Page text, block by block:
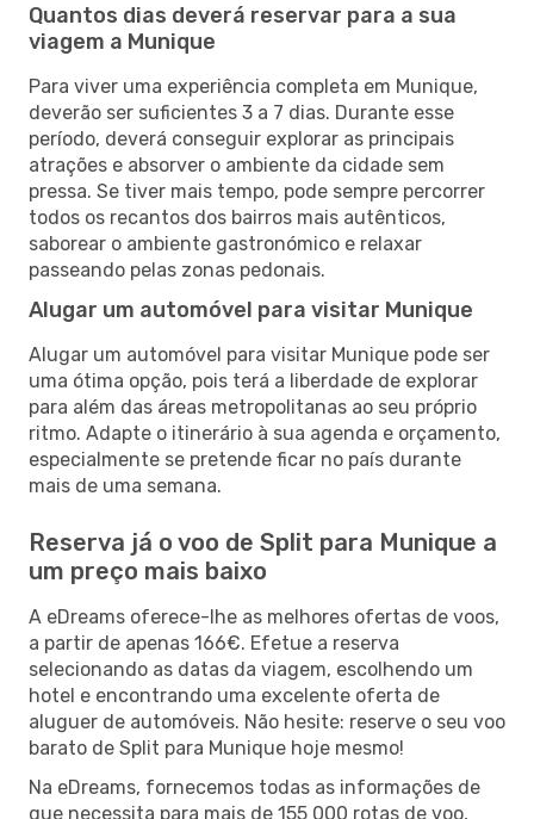
Quantos dias deverá reservar para a sua
viagem a Munique
Para viver uma experiência completa em Munique,
deverão ser suficientes 3 a 7 dias. Durante esse
período, deverá conseguir explorar as principais
atrações e absorver o ambiente da cidade sem
pressa. Se tiver mais tempo, pode sempre percorrer
todos os recantos dos bairros mais autênticos,
saborear o ambiente gastronómico e relaxar
passeando pelas zonas pedonais.
Alugar um automóvel para visitar Munique
Alugar um automóvel para visitar Munique pode ser
uma ótima opção, pois terá a liberdade de explorar
para além das áreas metropolitanas ao seu próprio
ritmo. Adapte o itinerário à sua agenda e orçamento,
especialmente se pretende ficar no país durante
mais de uma semana.
Reserva já o voo de Split para Munique a
um preço mais baixo
A eDreams oferece-lhe as melhores ofertas de voos,
a partir de apenas 166€. Efetue a reserva
selecionando as datas da viagem, escolhendo um
hotel e encontrando uma excelente oferta de
aluguer de automóveis. Não hesite: reserve o seu voo
barato de Split para Munique hoje mesmo!
Na eDreams, fornecemos todas as informações de
que necessita para mais de 155 000 rotas de voo,